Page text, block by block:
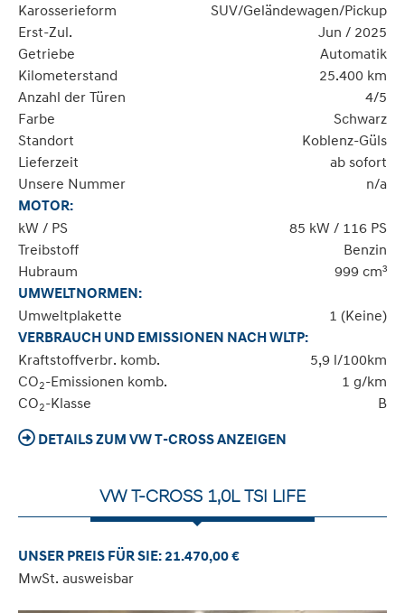
Karosserieform
SUV/Geländewagen/Pickup
Erst-Zul.
Jun / 2025
Getriebe
Automatik
Kilometerstand
25.400 km
Anzahl der Türen
4/5
Farbe
Schwarz
Standort
Koblenz-Güls
Lieferzeit
ab sofort
Unsere Nummer
n/a
MOTOR:
kW / PS
85 kW / 116 PS
Treibstoff
Benzin
Hubraum
999 cm³
UMWELTNORMEN:
Umweltplakette
1 (Keine)
VERBRAUCH UND EMISSIONEN NACH WLTP:
Kraftstoffverbr. komb.
5,9 l/100km
CO2-Emissionen komb.
1 g/km
CO2-Klasse B
DETAILS ZUM VW T-CROSS ANZEIGEN
VW T-CROSS 1,0L TSI LIFE
UNSER PREIS FÜR SIE: 21.470,00 €
MwSt. ausweisbar